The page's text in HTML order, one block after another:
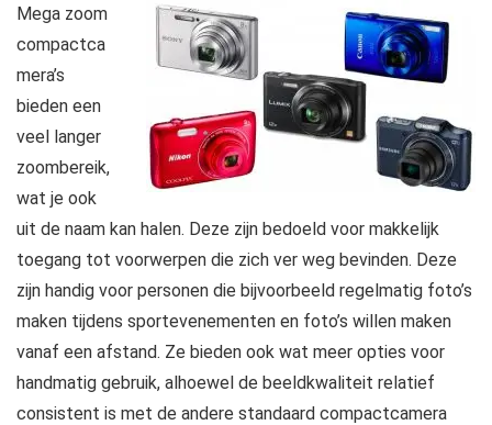
Mega zoom
compactca
mera’s
bieden een
veel langer
zoombereik,
wat je ook
uit de naam kan halen. Deze zijn bedoeld voor makkelijk
toegang tot voorwerpen die zich ver weg bevinden. Deze
zijn handig voor personen die bijvoorbeeld regelmatig foto’s
maken tijdens sportevenementen en foto’s willen maken
vanaf een afstand. Ze bieden ook wat meer opties voor
handmatig gebruik, alhoewel de beeldkwaliteit relatief
consistent is met de andere standaard compactcamera